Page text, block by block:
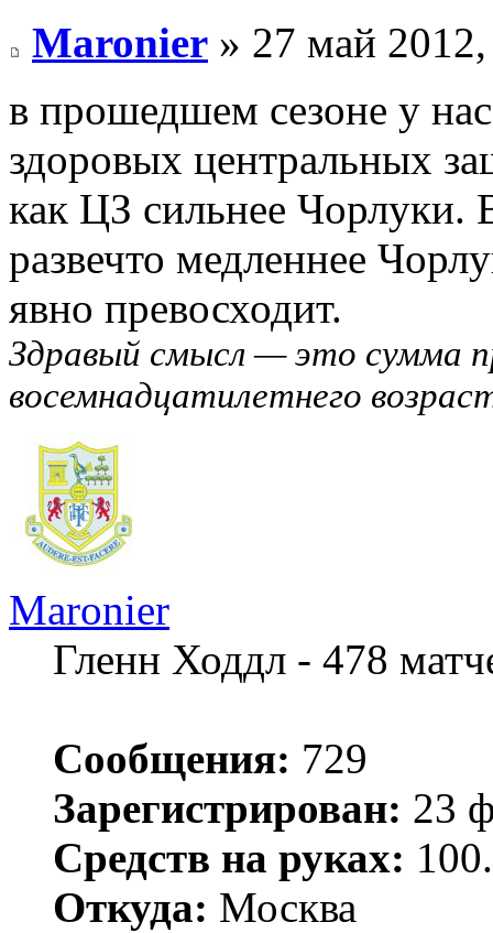
Maronier » 27 май
в прошедшем сезоне у нас
здоровых центральных
как ЦЗ сильнее Чорлуки.
развечто медленнее
явно превосходит.
Здравый смысл — это сумма
восемнадцатилетнего
Maronier
Гленн Ходдл - 478
Сообщения: 729
Зарегистрирован: 23
Средств на руках:
Откуда: Москва